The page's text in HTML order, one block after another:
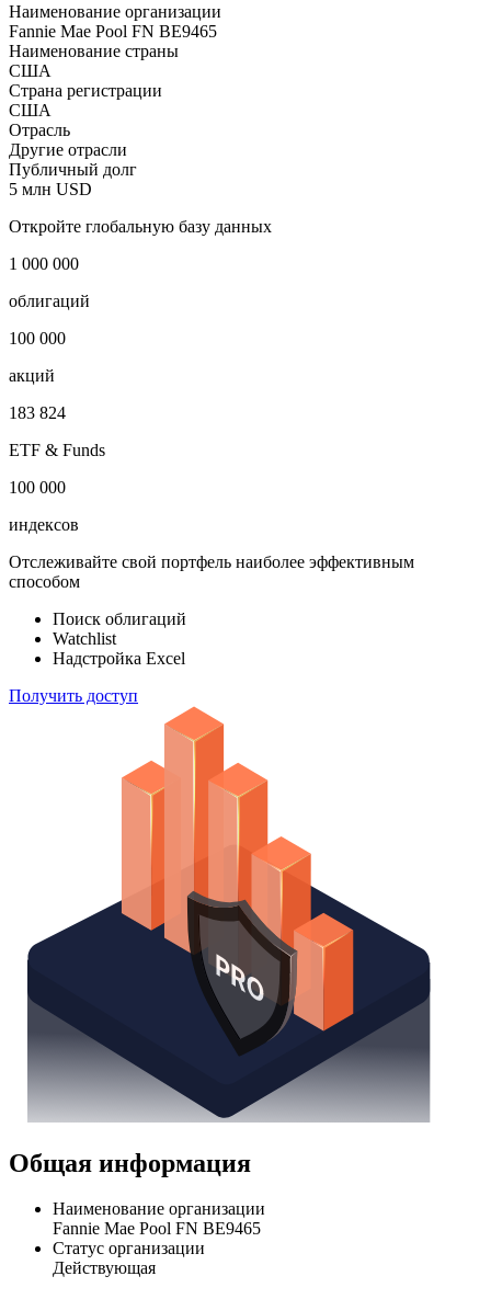
Наименование организации
Fannie Mae Pool FN BE9465
Наименование страны
США
Страна регистрации
США
Отрасль
Другие отрасли
Публичный долг
5 млн USD
Откройте глобальную базу данных
1 000 000
облигаций
100 000
акций
183 824
ETF & Funds
100 000
индексов
Отслеживайте свой портфель наиболее эффективным
способом
Поиск облигаций
Watchlist
Надстройка Excel
Получить доступ
Общая информация
Наименование организации
Fannie Mae Pool FN BE9465
Статус организации
Действующая